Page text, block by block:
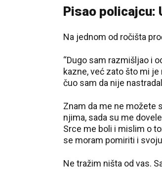
Pisao policajcu:
Na jednom od ročišta
“Dugo sam razmišljao i
kazne, već zato što mi
čuo sam da nije
Znam da me ne možete
njima, sada su me
Srce me boli i mislim o
se moram pomiriti i
Ne tražim ništa od vas.